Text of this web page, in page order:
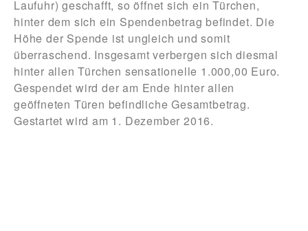
Laufuhr) geschafft, so öffnet sich ein Türchen,
hinter dem sich ein Spendenbetrag befindet. Die
Höhe der Spende ist ungleich und somit
überraschend. Insgesamt verbergen sich diesmal
hinter allen Türchen sensationelle 1.000,00 Euro.
Gespendet wird der am Ende hinter allen
geöffneten Türen befindliche Gesamtbetrag.
Gestartet wird am 1. Dezember 2016.